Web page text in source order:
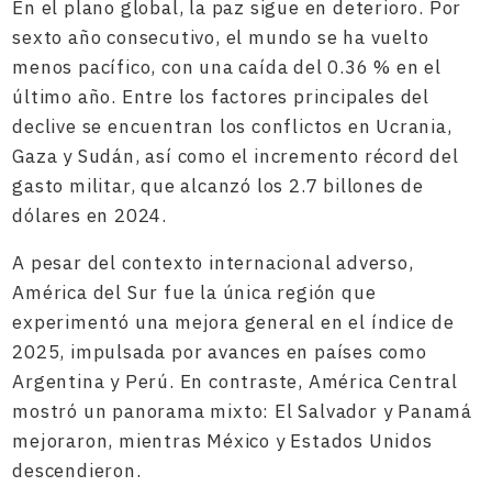
En el plano global, la paz sigue en deterioro. Por
sexto año consecutivo, el mundo se ha vuelto
menos pacífico, con una caída del 0.36 % en el
último año. Entre los factores principales del
declive se encuentran los conflictos en Ucrania,
Gaza y Sudán, así como el incremento récord del
gasto militar, que alcanzó los 2.7 billones de
dólares en 2024.
A pesar del contexto internacional adverso,
América del Sur fue la única región que
experimentó una mejora general en el índice de
2025, impulsada por avances en países como
Argentina y Perú. En contraste, América Central
mostró un panorama mixto: El Salvador y Panamá
mejoraron, mientras México y Estados Unidos
descendieron.